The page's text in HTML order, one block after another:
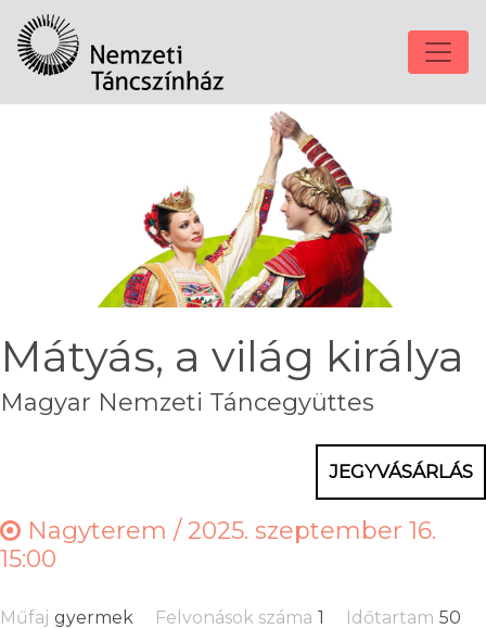
Mátyás, a világ királya
Magyar Nemzeti Táncegyüttes
JEGYVÁSÁRLÁS
Nagyterem /2025. szeptember 16.
15:00
Műfaj gyermek Felvonások száma 1 Időtartam 50